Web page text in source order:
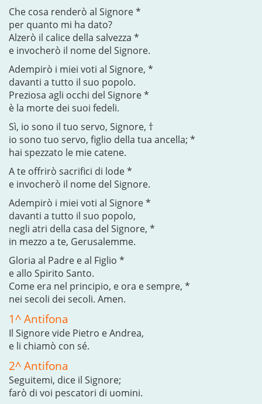
Che cosa renderò al Signore *
per quanto mi ha dato?
Alzerò il calice della salvezza *
e invocherò il nome del Signore.
Adempirò i miei voti al Signore, *
davanti a tutto il suo popolo.
Preziosa agli occhi del Signore *
è la morte dei suoi fedeli.
Sì, io sono il tuo servo, Signore, †
io sono tuo servo, figlio della tua ancella; *
hai spezzato le mie catene.
A te offrirò sacrifici di lode *
e invocherò il nome del Signore.
Adempirò i miei voti al Signore *
davanti a tutto il suo popolo,
negli atri della casa del Signore, *
in mezzo a te, Gerusalemme.
Gloria al Padre e al Figlio *
e allo Spirito Santo.
Come era nel principio, e ora e sempre, *
nei secoli dei secoli. Amen.
1^ Antifona
Il Signore vide Pietro e Andrea,
e li chiamò con sé.
2^ Antifona
Seguitemi, dice il Signore;
farò di voi pescatori di uomini.